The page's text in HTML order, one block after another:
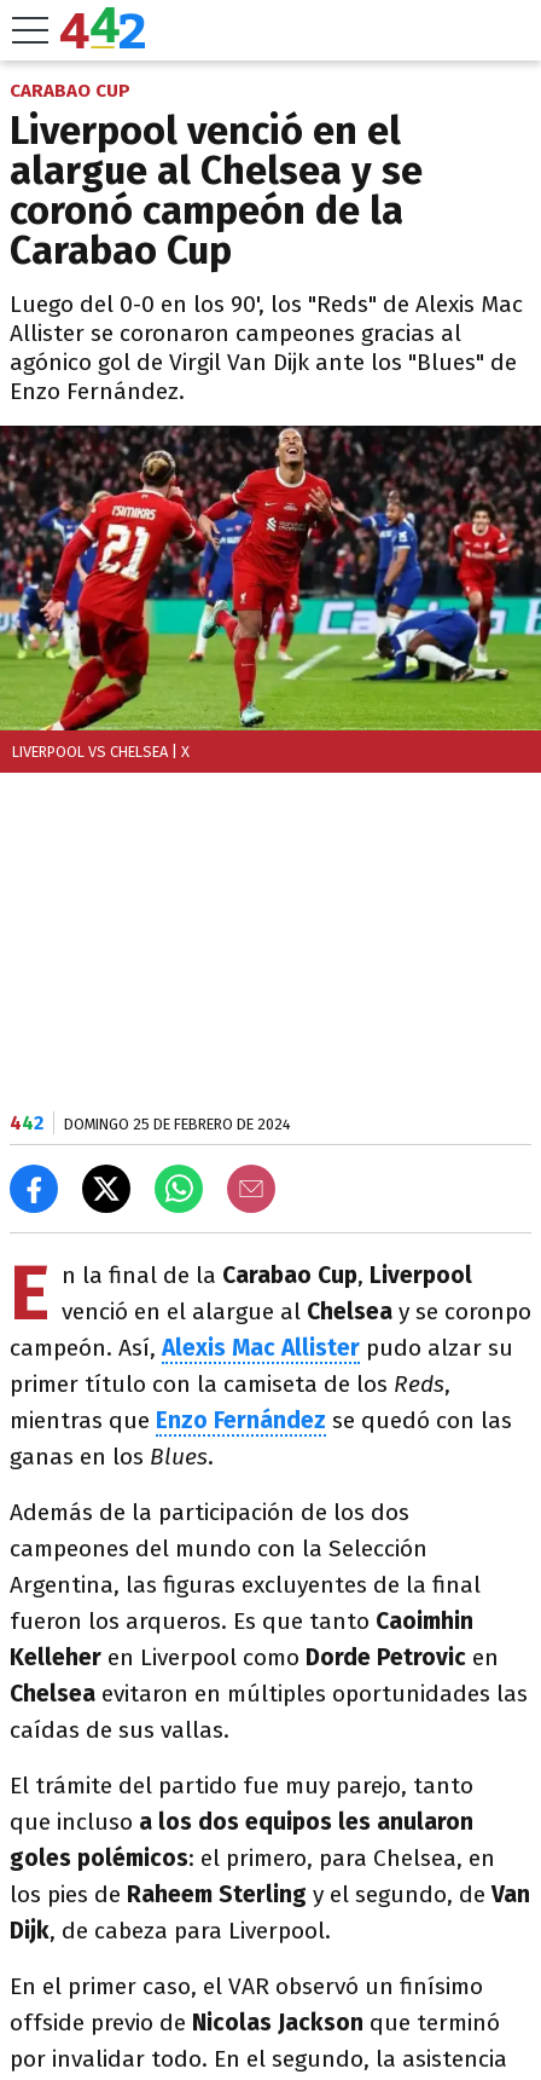
CARABAO CUP
Liverpool venció en el
alargue al Chelsea y se
coronó campeón de la
Carabao Cup
Luego del 0-0 en los 90', los "Reds" de Alexis Mac
Allister se coronaron campeones gracias al
agónico gol de Virgil Van Dijk ante los "Blues" de
Enzo Fernández.
LIVERPOOL VS CHELSEA | X
442 DOMINGO 25 DE FEBRERO DE 2024
E n la final de la Carabao Cup, Liverpool
venció en el alargue al Chelsea y se coronpo
campeón. Así,Alexis Mac Allister pudo alzar su
primer título con la camiseta de los Reds,
mientras que Enzo Fernández se quedó con las
ganas en los Blues.
Además de la participación de los dos
campeones del mundo con la Selección
Argentina, las figuras excluyentes de la final
fueron los arqueros. Es que tanto Caoimhin
Kelleher en Liverpool como Dorde Petrovic en
Chelsea evitaron en múltiples oportunidades las
caídas de sus vallas.
El trámite del partido fue muy parejo, tanto
que incluso a los dos equipos les anularon
goles polémicos: el primero, para Chelsea, en
los pies de Raheem Sterling y el segundo, deVan
Dijk, de cabeza para Liverpool.
En el primer caso, el VAR observó un finísimo
offside previo de Nicolas Jackson que terminó
por invalidar todo. En el segundo, la asistencia